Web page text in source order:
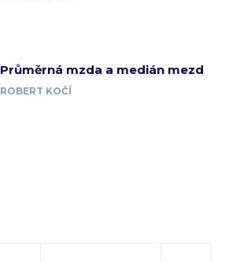
Průměrná mzda a medián mezd
ROBERT KOČÍ